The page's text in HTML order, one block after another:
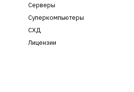
Серверы
Суперкомпьютеры
СХД
Лицензии